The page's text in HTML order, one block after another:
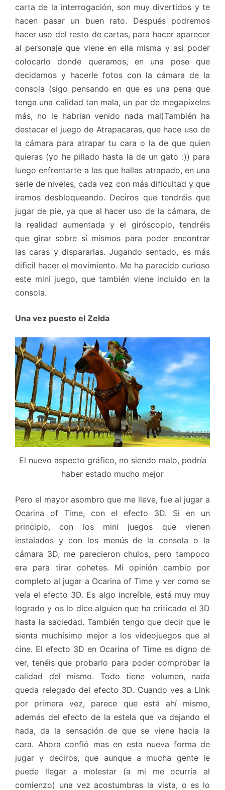
carta de la interrogación, son muy divertidos y te
hacen pasar un buen rato. Después podremos
hacer uso del resto de cartas, para hacer aparecer
al personaje que viene en ella misma y asi poder
colocarlo donde queramos, en una pose que
decidamos y hacerle fotos con la cámara de la
consola (sigo pensando en que es una pena que
tenga una calidad tan mala, un par de megapixeles
más, no le habrian venido nada mal)También ha
destacar el juego de Atrapacaras, que hace uso de
la cámara para atrapar tu cara o la de que quien
quieras (yo he pillado hasta la de un gato :)) para
luego enfrentarte a las que hallas atrapado, en una
serie de niveles, cada vez con más dificultad y que
iremos desbloqueando. Deciros que tendréis que
jugar de pie, ya que al hacer uso de la cámara, de
la realidad aumentada y el giróscopio, tendréis
que girar sobre sí mismos para poder encontrar
las caras y dispararlas. Jugando sentado, es más
dificil hacer el movimiento. Me ha parecido curioso
este mini juego, que también viene incluido en la
consola.
Una vez puesto el Zelda
El nuevo aspecto gráfico, no siendo malo, podría
haber estado mucho mejor
Pero el mayor asombro que me lleve, fue al jugar a
Ocarina of Time, con el efecto 3D. Si en un
principio, con los mini juegos que vienen
instalados y con los menús de la consola o la
cámara 3D, me parecieron chulos, pero tampoco
era para tirar cohetes. Mi opinión cambio por
completo al jugar a Ocarina of Time y ver como se
veía el efecto 3D. Es algo increíble, está muy muy
logrado y os lo dice alguien que ha criticado el 3D
hasta la saciedad. También tengo que decir que le
sienta muchísimo mejor a los videojuegos que al
cine. El efecto 3D en Ocarina of Time es digno de
ver, tenéis que probarlo para poder comprobar la
calidad del mismo. Todo tiene volumen, nada
queda relegado del efecto 3D. Cuando ves a Link
por primera vez, parece que está ahí mismo,
además del efecto de la estela que va dejando el
hada, da la sensación de que se viene hacia la
cara. Ahora confió mas en esta nueva forma de
jugar y deciros, que aunque a mucha gente le
puede llegar a molestar (a mi me ocurría al
comienzo) una vez acostumbras la vista, o es lo